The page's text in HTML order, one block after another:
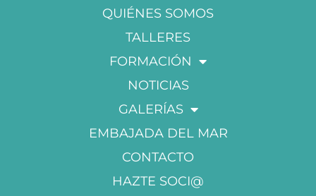
QUIÉNES SOMOS
TALLERES
FORMACIÓN
NOTICIAS
GALERÍAS
EMBAJADA DEL MAR
CONTACTO
HAZTE SOCI@